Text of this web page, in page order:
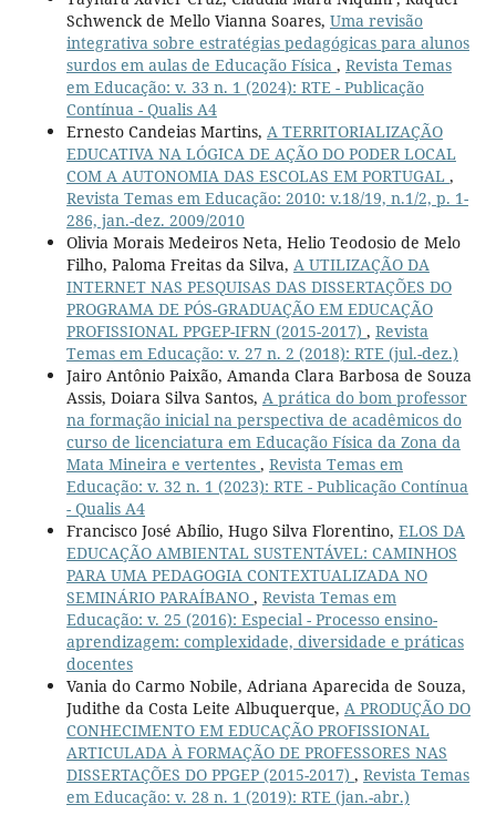
Schwenck de Mello Vianna Soares, Uma revisão
integrativa sobre estratégias pedagógicas para alunos
surdos em aulas de Educação Física , Revista Temas
em Educação: v. 33 n. 1 (2024): RTE - Publicação
Contínua - Qualis A4
Ernesto Candeias Martins, A TERRITORIALIZAÇÃO
EDUCATIVA NA LÓGICA DE AÇÃO DO PODER LOCAL
COM A AUTONOMIA DAS ESCOLAS EM PORTUGAL ,
Revista Temas em Educação: 2010: v.18/19, n.1/2, p. 1-
286, jan.-dez. 2009/2010
Olivia Morais Medeiros Neta, Helio Teodosio de Melo
Filho, Paloma Freitas da Silva, A UTILIZAÇÃO DA
INTERNET NAS PESQUISAS DAS DISSERTAÇÕES DO
PROGRAMA DE PÓS-GRADUAÇÃO EM EDUCAÇÃO
PROFISSIONAL PPGEP-IFRN (2015-2017) , Revista
Temas em Educação: v. 27 n. 2 (2018): RTE (jul.-dez.)
Jairo Antônio Paixão, Amanda Clara Barbosa de Souza
Assis, Doiara Silva Santos, A prática do bom professor
na formação inicial na perspectiva de acadêmicos do
curso de licenciatura em Educação Física da Zona da
Mata Mineira e vertentes , Revista Temas em
Educação: v. 32 n. 1 (2023): RTE - Publicação Contínua
- Qualis A4
Francisco José Abílio, Hugo Silva Florentino, ELOS DA
EDUCAÇÃO AMBIENTAL SUSTENTÁVEL: CAMINHOS
PARA UMA PEDAGOGIA CONTEXTUALIZADA NO
SEMINÁRIO PARAÍBANO , Revista Temas em
Educação: v. 25 (2016): Especial - Processo ensino-
aprendizagem: complexidade, diversidade e práticas
docentes
Vania do Carmo Nobile, Adriana Aparecida de Souza,
Judithe da Costa Leite Albuquerque, A PRODUÇÃO DO
CONHECIMENTO EM EDUCAÇÃO PROFISSIONAL
ARTICULADA À FORMAÇÃO DE PROFESSORES NAS
DISSERTAÇÕES DO PPGEP (2015-2017) , Revista Temas
em Educação: v. 28 n. 1 (2019): RTE (jan.-abr.)